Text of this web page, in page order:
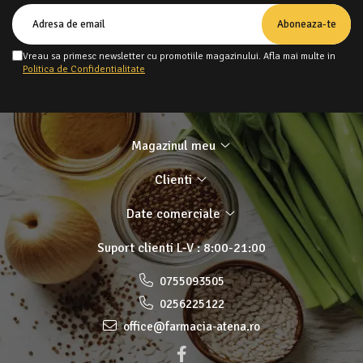
Vreau sa primesc newsletter cu promotiile magazinului. Afla mai multe in
Politica de Confidentialitate
Magazinul meu
Clienti
Date comerciale
Suport clientiL-V : 8:00-21:00
0755093505
0256225122
office@farmacia-atena.ro